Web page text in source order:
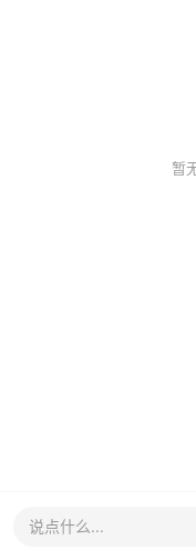
暂
说点什么...